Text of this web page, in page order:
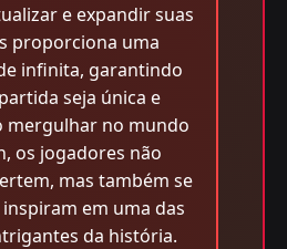
e expandir suas
proporciona uma
infinita, garantindo
seja única e
mergulhar no mundo
os jogadores não
mas também se
em uma das
da história.